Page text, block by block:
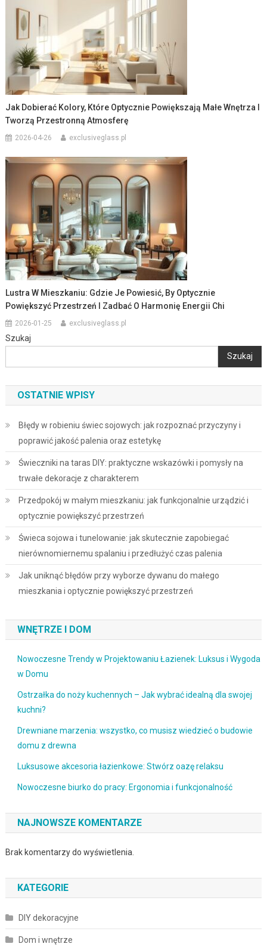
Jak Dobierać Kolory, Które Optycznie Powiększają Małe Wnętrza I
Tworzą Przestronną Atmosferę
2026-04-26 exclusiveglass.pl
Lustra W Mieszkaniu: Gdzie Je Powiesić, By Optycznie
Powiększyć Przestrzeń I Zadbać O Harmonię Energii Chi
2026-01-25 exclusiveglass.pl
Szukaj
Szukaj
OSTATNIE WPISY
Błędy w robieniu świec sojowych: jak rozpoznać przyczyny i
poprawić jakość palenia oraz estetykę
Świeczniki na taras DIY: praktyczne wskazówki i pomysły na
trwałe dekoracje z charakterem
Przedpokój w małym mieszkaniu: jak funkcjonalnie urządzić i
optycznie powiększyć przestrzeń
Świeca sojowa i tunelowanie: jak skutecznie zapobiegać
nierównomiernemu spalaniu i przedłużyć czas palenia
Jak uniknąć błędów przy wyborze dywanu do małego
mieszkania i optycznie powiększyć przestrzeń
WNĘTRZE I DOM
Nowoczesne Trendy w Projektowaniu Łazienek: Luksus i Wygoda
w Domu
Ostrzałka do noży kuchennych – Jak wybrać idealną dla swojej
kuchni?
Drewniane marzenia: wszystko, co musisz wiedzieć o budowie
domu z drewna
Luksusowe akcesoria łazienkowe: Stwórz oazę relaksu
Nowoczesne biurko do pracy: Ergonomia i funkcjonalność
NAJNOWSZE KOMENTARZE
Brak komentarzy do wyświetlenia.
KATEGORIE
DIY dekoracyjne
Dom i wnętrze